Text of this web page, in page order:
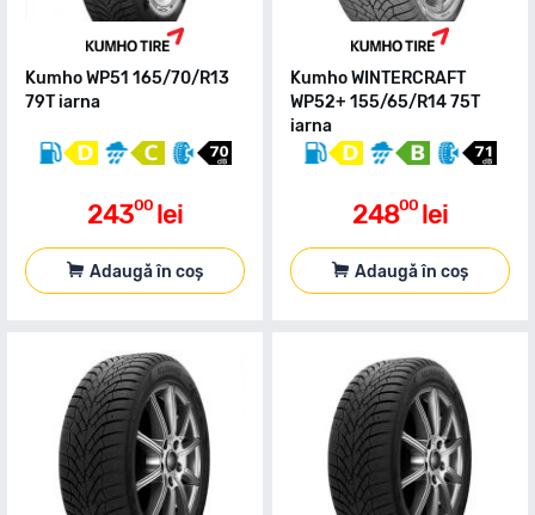
Kumho WP51 165/70/R13
79T iarna
24300 lei
Adaugă în coș
Kumho WINTERCRAFT
WP52+ 155/65/R14 75T
iarna
24800 lei
Adaugă în coș